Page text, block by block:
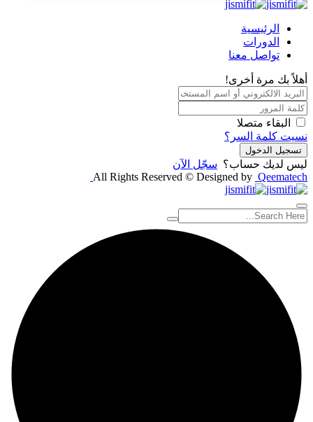
الرئيسية
الدورات
تواصل معنا
أهلاً بك مرة أخرى!
البقاء متصلا
نسيت كلمة السر؟
تسجيل الدخول
ليس لديك حساب؟ سجّل الآن
All Rights Reserved © Designed by Qeematech